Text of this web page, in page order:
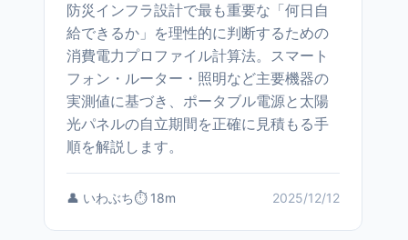
防災インフラ設計で最も重要な「何日自
給できるか」を理性的に判断するための
消費電力プロファイル計算法。スマート
フォン・ルーター・照明など主要機器の
実測値に基づき、ポータブル電源と太陽
光パネルの自立期間を正確に見積もる手
順を解説します。
👤 いわぶち⏱️ 18m 2025/12/12